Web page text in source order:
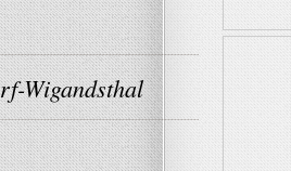
Wigandsthal